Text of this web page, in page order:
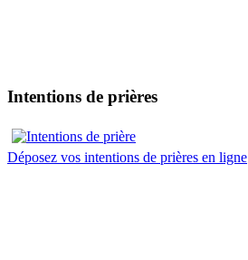
Intentions de prières
Déposez vos intentions de prières en ligne